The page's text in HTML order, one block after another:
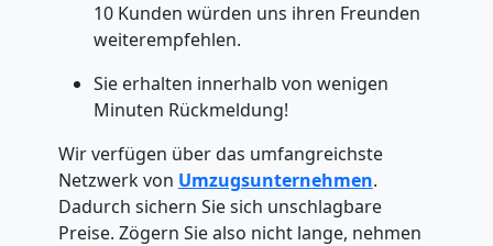
10 Kunden würden uns ihren Freunden
weiterempfehlen.
Sie erhalten innerhalb von wenigen
Minuten Rückmeldung!
Wir verfügen über das umfangreichste
Netzwerk von Umzugsunternehmen.
Dadurch sichern Sie sich unschlagbare
Preise. Zögern Sie also nicht lange, nehmen